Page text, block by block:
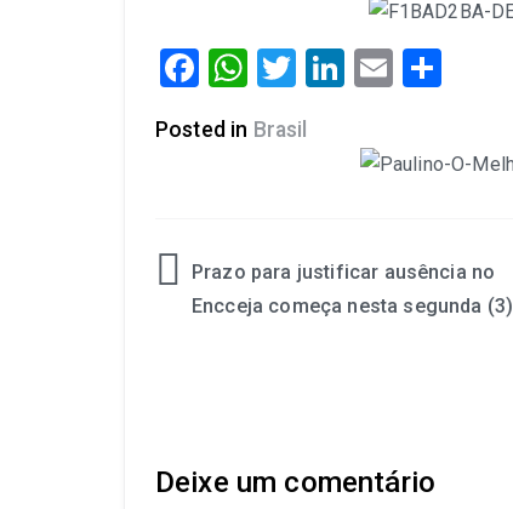
Facebook
WhatsApp
Twitter
LinkedIn
Email
Posted in Brasil
Prazo para justificar ausência no
Encceja começa nesta segunda (3)
Deixe um comentário